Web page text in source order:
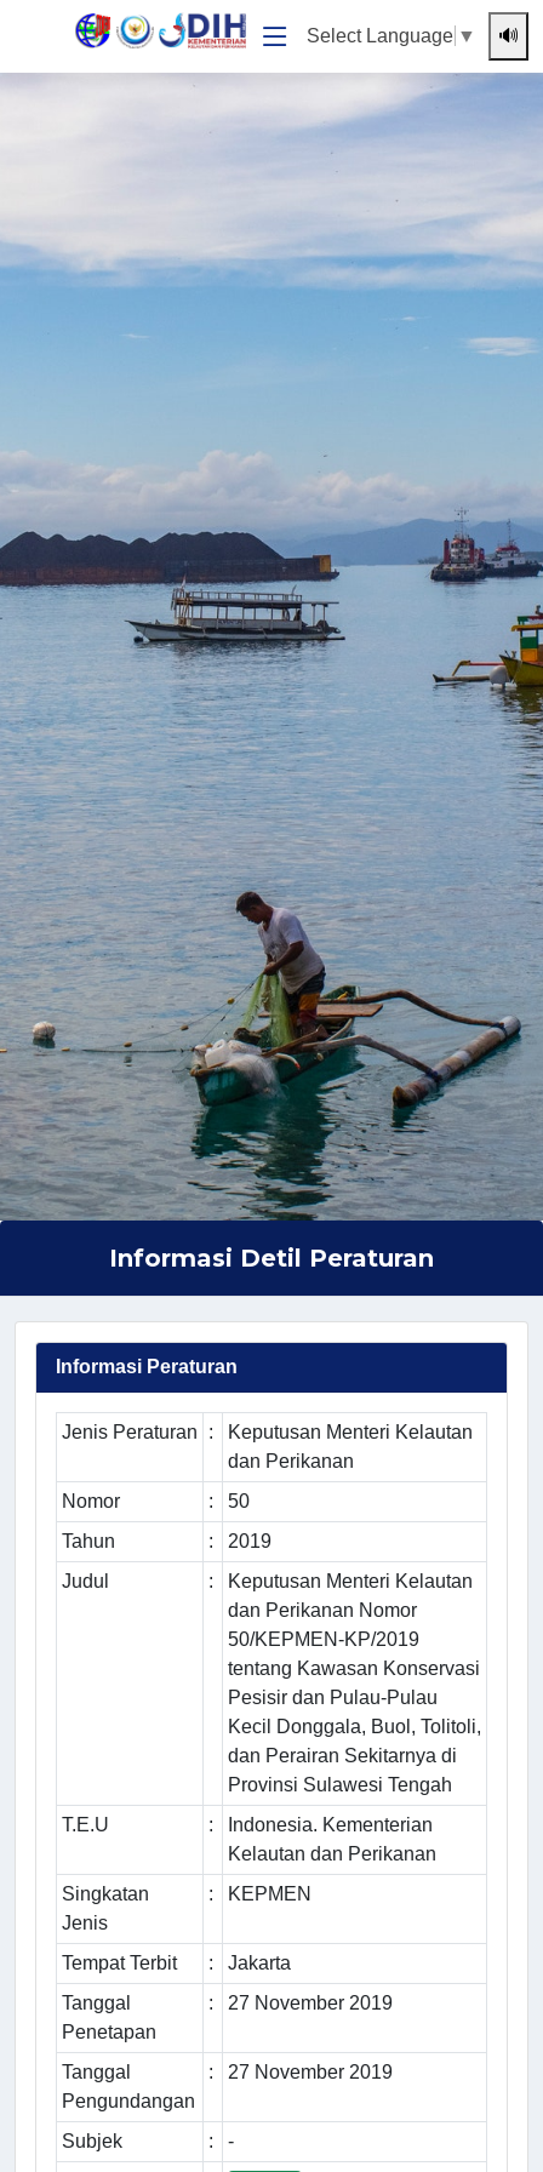
Select Language ▼ 🔊
Informasi Detil Peraturan
Informasi Peraturan
Jenis Peraturan :
Keputusan Menteri Kelautan
dan Perikanan
Nomor
:
50
Tahun
:
2019
Judul
:
Keputusan Menteri Kelautan
dan Perikanan Nomor
50/KEPMEN-KP/2019
tentang Kawasan Konservasi
Pesisir dan Pulau-Pulau
Kecil Donggala, Buol, Tolitoli,
dan Perairan Sekitarnya di
Provinsi Sulawesi Tengah
T.E.U
:
Indonesia. Kementerian
Kelautan dan Perikanan
Singkatan
Jenis
: KEPMEN
Tempat Terbit :
Jakarta
Tanggal
Penetapan
: 27 November 2019
Tanggal
Pengundangan
: 27 November 2019
Subjek :
-